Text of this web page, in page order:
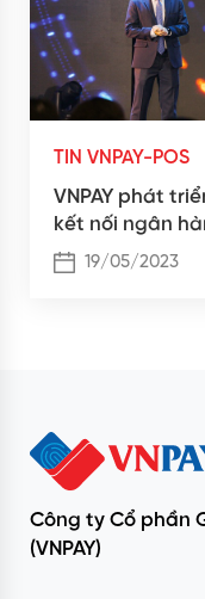
TIN VNPAY-POS
VNPAY phát
kết nối ngân
19/05/2023
Công ty Cổ phần
(VNPAY)